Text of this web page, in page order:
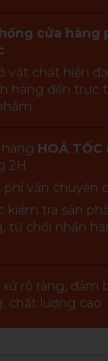
cửa hàng
vật chất hiện
hàng đến trực
hàng HOẢ TỐC
2H
phí vận chuyển
kiểm tra sản
từ chối nhận
xứ rõ ràng, đảm
chất lượng cao